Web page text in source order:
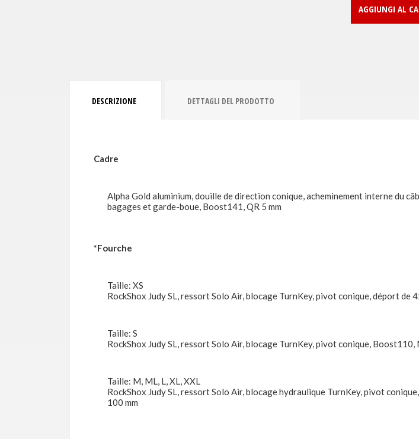
AGGIUNGI AL
DESCRIZIONE DETTAGLI DEL PRODOTTO
Cadre
Alpha Gold aluminium, douille de direction conique, acheminement interne du
bagages et garde-boue, Boost141, QR 5 mm
*Fourche
Taille: XS
RockShox Judy SL, ressort Solo Air, blocage TurnKey, pivot conique, déport de
Taille: S
RockShox Judy SL, ressort Solo Air, blocage TurnKey, pivot conique,
Taille: M, ML, L, XL, XXL
RockShox Judy SL, ressort Solo Air, blocage hydraulique TurnKey, pivot
100 mm